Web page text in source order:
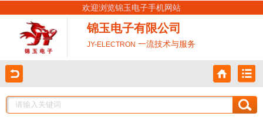
欢迎浏览锦玉电子手机网站
锦玉电子有限公司
JY-ELECTRON 一流技术与服务